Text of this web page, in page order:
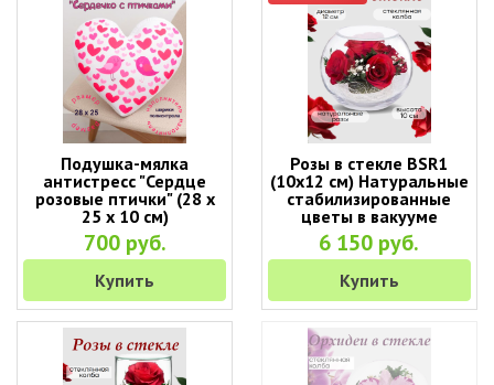
Подушка-мялка
антистресс "Сердце
розовые птички" (28 х
25 х 10 см)
700 руб.
Купить
Розы в стекле BSR1
(10х12 см) Натуральные
стабилизированные
цветы в вакууме
6 150 руб.
Купить